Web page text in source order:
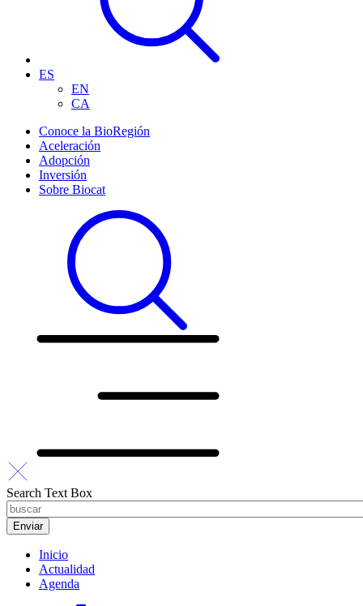
ES
EN
CA
Conoce la BioRegión
Aceleración
Adopción
Inversión
Sobre Biocat
Search Text Box
Inicio
Actualidad
Agenda